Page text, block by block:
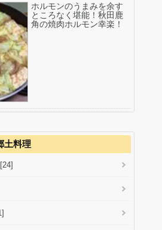
ホルモンのうまみを余す
ところなく堪能！秋田鹿
角の焼肉ホルモン幸楽！
土料理
[24]